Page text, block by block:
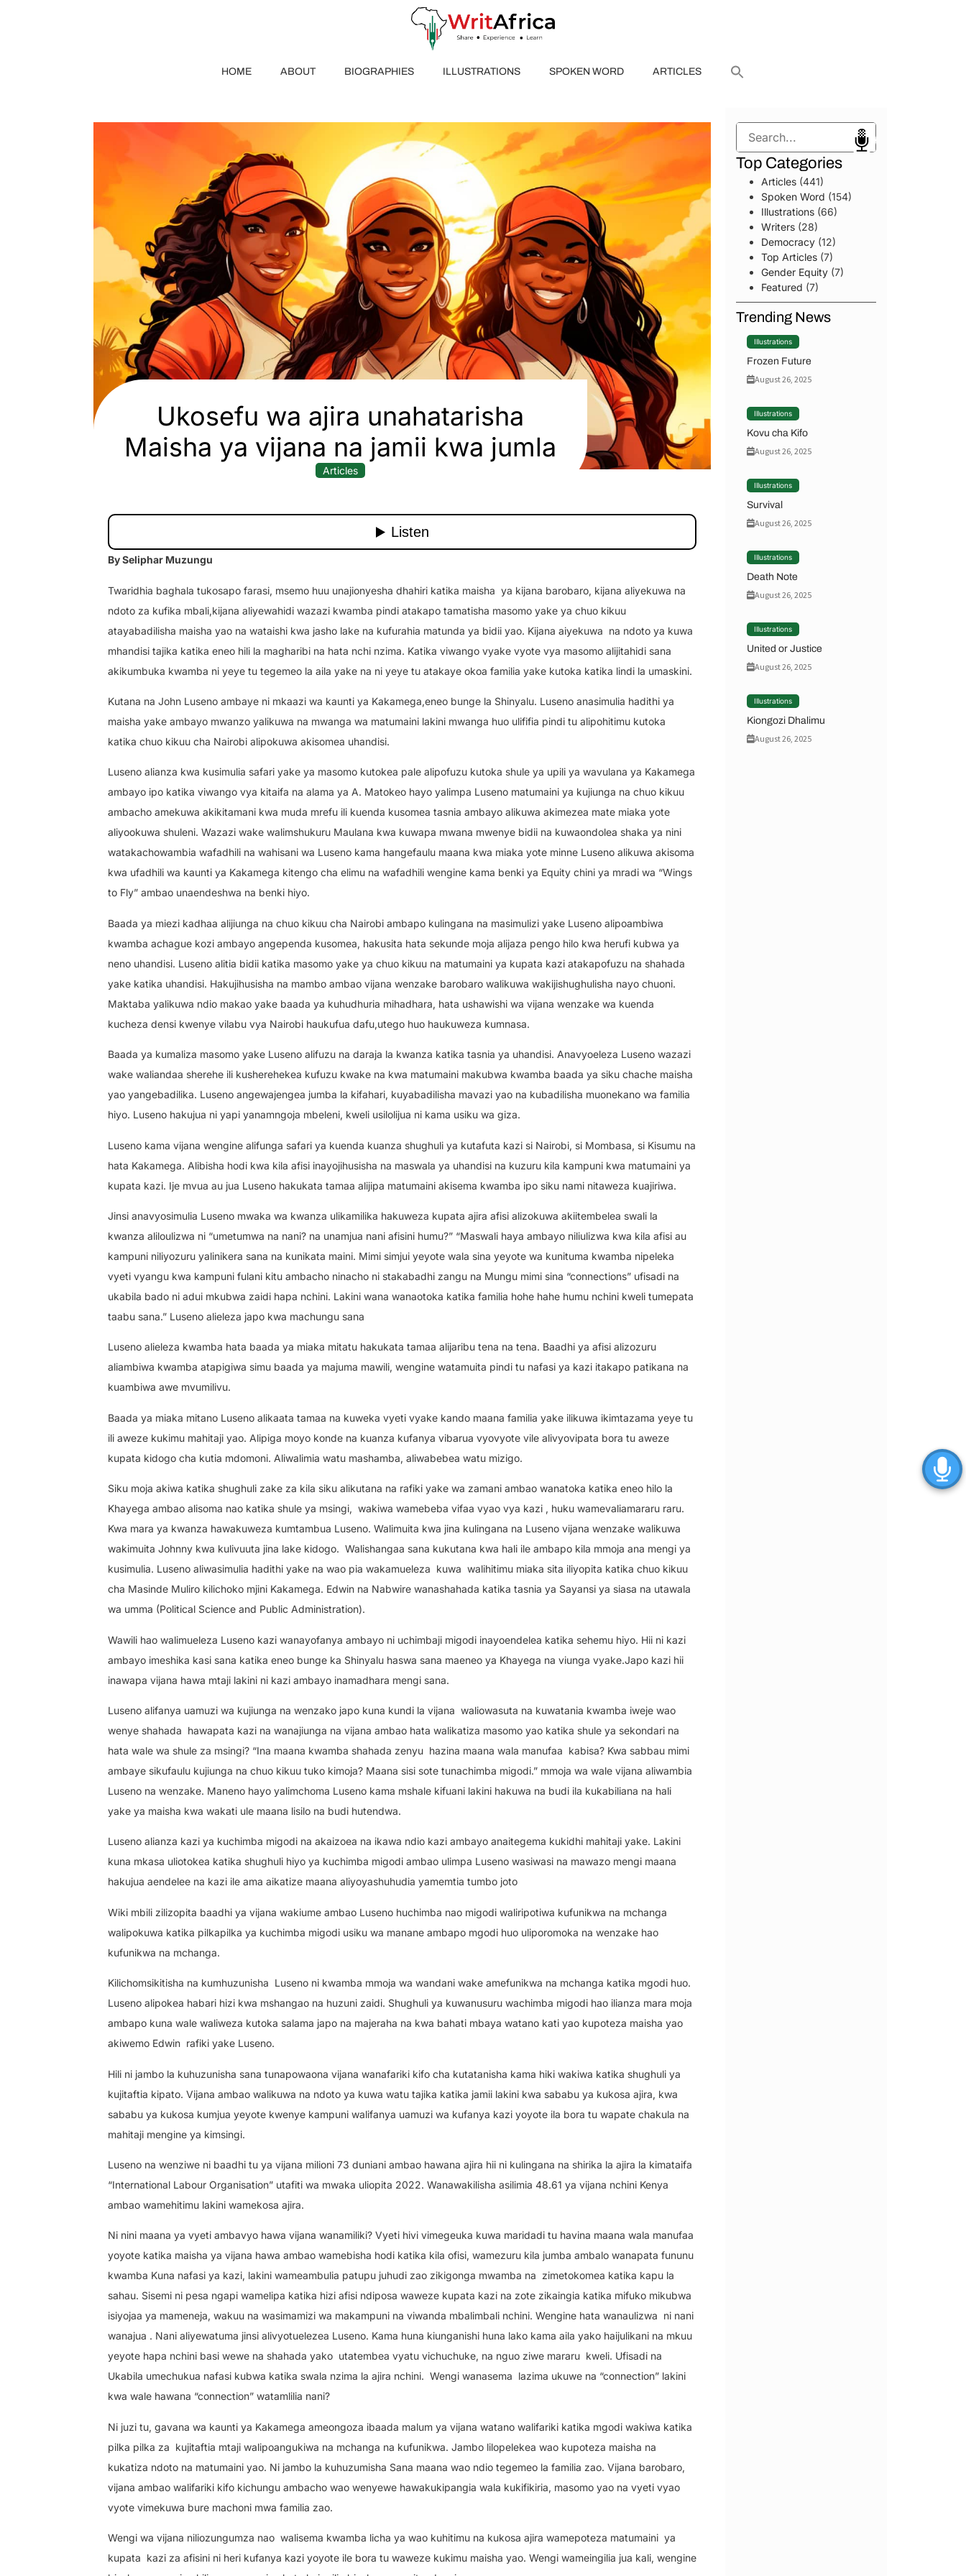
HOME ABOUT BIOGRAPHIES ILLUSTRATIONS SPOKEN WORD ARTICLES
Ukosefu wa ajira unahatarisha
Maisha ya vijana na jamii kwa jumla
Articles
By Seliphar Muzungu
Twaridhia baghala tukosapo farasi, msemo huu unajionyesha dhahiri katika maisha ya kijana barobaro, kijana aliyekuwa na
ndoto za kufika mbali,kijana aliyewahidi wazazi kwamba pindi atakapo tamatisha masomo yake ya chuo kikuu
atayabadilisha maisha yao na wataishi kwa jasho lake na kufurahia matunda ya bidii yao. Kijana aiyekuwa na ndoto ya kuwa
mhandisi tajika katika eneo hili la magharibi na hata nchi nzima. Katika viwango vyake vyote vya masomo alijitahidi sana
akikumbuka kwamba ni yeye tu tegemeo la aila yake na ni yeye tu atakaye okoa familia yake kutoka katika lindi la umaskini.
Kutana na John Luseno ambaye ni mkaazi wa kaunti ya Kakamega,eneo bunge la Shinyalu. Luseno anasimulia hadithi ya
maisha yake ambayo mwanzo yalikuwa na mwanga wa matumaini lakini mwanga huo ulififia pindi tu alipohitimu kutoka
katika chuo kikuu cha Nairobi alipokuwa akisomea uhandisi.
Luseno alianza kwa kusimulia safari yake ya masomo kutokea pale alipofuzu kutoka shule ya upili ya wavulana ya Kakamega
ambayo ipo katika viwango vya kitaifa na alama ya A. Matokeo hayo yalimpa Luseno matumaini ya kujiunga na chuo kikuu
ambacho amekuwa akikitamani kwa muda mrefu ili kuenda kusomea tasnia ambayo alikuwa akimezea mate miaka yote
aliyookuwa shuleni. Wazazi wake walimshukuru Maulana kwa kuwapa mwana mwenye bidii na kuwaondolea shaka ya nini
watakachowambia wafadhili na wahisani wa Luseno kama hangefaulu maana kwa miaka yote minne Luseno alikuwa akisoma
kwa ufadhili wa kaunti ya Kakamega kitengo cha elimu na wafadhili wengine kama benki ya Equity chini ya mradi wa “Wings
to Fly” ambao unaendeshwa na benki hiyo.
Baada ya miezi kadhaa alijiunga na chuo kikuu cha Nairobi ambapo kulingana na masimulizi yake Luseno alipoambiwa
kwamba achague kozi ambayo angependa kusomea, hakusita hata sekunde moja alijaza pengo hilo kwa herufi kubwa ya
neno uhandisi. Luseno alitia bidii katika masomo yake ya chuo kikuu na matumaini ya kupata kazi atakapofuzu na shahada
yake katika uhandisi. Hakujihusisha na mambo ambao vijana wenzake barobaro walikuwa wakijishughulisha nayo chuoni.
Maktaba yalikuwa ndio makao yake baada ya kuhudhuria mihadhara, hata ushawishi wa vijana wenzake wa kuenda
kucheza densi kwenye vilabu vya Nairobi haukufua dafu,utego huo haukuweza kumnasa.
Baada ya kumaliza masomo yake Luseno alifuzu na daraja la kwanza katika tasnia ya uhandisi. Anavyoeleza Luseno wazazi
wake waliandaa sherehe ili kusherehekea kufuzu kwake na kwa matumaini makubwa kwamba baada ya siku chache maisha
yao yangebadilika. Luseno angewajengea jumba la kifahari, kuyabadilisha mavazi yao na kubadilisha muonekano wa familia
hiyo. Luseno hakujua ni yapi yanamngoja mbeleni, kweli usilolijua ni kama usiku wa giza.
Luseno kama vijana wengine alifunga safari ya kuenda kuanza shughuli ya kutafuta kazi si Nairobi, si Mombasa, si Kisumu na
hata Kakamega. Alibisha hodi kwa kila afisi inayojihusisha na maswala ya uhandisi na kuzuru kila kampuni kwa matumaini ya
kupata kazi. Ije mvua au jua Luseno hakukata tamaa alijipa matumaini akisema kwamba ipo siku nami nitaweza kuajiriwa.
Jinsi anavyosimulia Luseno mwaka wa kwanza ulikamilika hakuweza kupata ajira afisi alizokuwa akiitembelea swali la
kwanza aliloulizwa ni “umetumwa na nani? na unamjua nani afisini humu?” “Maswali haya ambayo niliulizwa kwa kila afisi au
kampuni niliyozuru yalinikera sana na kunikata maini. Mimi simjui yeyote wala sina yeyote wa kunituma kwamba nipeleka
vyeti vyangu kwa kampuni fulani kitu ambacho ninacho ni stakabadhi zangu na Mungu mimi sina “connections” ufisadi na
ukabila bado ni adui mkubwa zaidi hapa nchini. Lakini wana wanaotoka katika familia hohe hahe humu nchini kweli tumepata
taabu sana.” Luseno alieleza japo kwa machungu sana
Luseno alieleza kwamba hata baada ya miaka mitatu hakukata tamaa alijaribu tena na tena. Baadhi ya afisi alizozuru
aliambiwa kwamba atapigiwa simu baada ya majuma mawili, wengine watamuita pindi tu nafasi ya kazi itakapo patikana na
kuambiwa awe mvumilivu.
Baada ya miaka mitano Luseno alikaata tamaa na kuweka vyeti vyake kando maana familia yake ilikuwa ikimtazama yeye tu
ili aweze kukimu mahitaji yao. Alipiga moyo konde na kuanza kufanya vibarua vyovyote vile alivyovipata bora tu aweze
kupata kidogo cha kutia mdomoni. Aliwalimia watu mashamba, aliwabebea watu mizigo.
Siku moja akiwa katika shughuli zake za kila siku alikutana na rafiki yake wa zamani ambao wanatoka katika eneo hilo la
Khayega ambao alisoma nao katika shule ya msingi, wakiwa wamebeba vifaa vyao vya kazi , huku wamevaliamararu raru.
Kwa mara ya kwanza hawakuweza kumtambua Luseno. Walimuita kwa jina kulingana na Luseno vijana wenzake walikuwa
wakimuita Johnny kwa kulivuuta jina lake kidogo. Walishangaa sana kukutana kwa hali ile ambapo kila mmoja ana mengi ya
kusimulia. Luseno aliwasimulia hadithi yake na wao pia wakamueleza kuwa walihitimu miaka sita iliyopita katika chuo kikuu
cha Masinde Muliro kilichoko mjini Kakamega. Edwin na Nabwire wanashahada katika tasnia ya Sayansi ya siasa na utawala
wa umma (Political Science and Public Administration).
Wawili hao walimueleza Luseno kazi wanayofanya ambayo ni uchimbaji migodi inayoendelea katika sehemu hiyo. Hii ni kazi
ambayo imeshika kasi sana katika eneo bunge ka Shinyalu haswa sana maeneo ya Khayega na viunga vyake.Japo kazi hii
inawapa vijana hawa mtaji lakini ni kazi ambayo inamadhara mengi sana.
Luseno alifanya uamuzi wa kujiunga na wenzako japo kuna kundi la vijana waliowasuta na kuwatania kwamba iweje wao
wenye shahada hawapata kazi na wanajiunga na vijana ambao hata walikatiza masomo yao katika shule ya sekondari na
hata wale wa shule za msingi? “Ina maana kwamba shahada zenyu hazina maana wala manufaa kabisa? Kwa sabbau mimi
ambaye sikufaulu kujiunga na chuo kikuu tuko kimoja? Maana sisi sote tunachimba migodi.” mmoja wa wale vijana aliwambia
Luseno na wenzake. Maneno hayo yalimchoma Luseno kama mshale kifuani lakini hakuwa na budi ila kukabiliana na hali
yake ya maisha kwa wakati ule maana lisilo na budi hutendwa.
Luseno alianza kazi ya kuchimba migodi na akaizoea na ikawa ndio kazi ambayo anaitegema kukidhi mahitaji yake. Lakini
kuna mkasa uliotokea katika shughuli hiyo ya kuchimba migodi ambao ulimpa Luseno wasiwasi na mawazo mengi maana
hakujua aendelee na kazi ile ama aikatize maana aliyoyashuhudia yamemtia tumbo joto
Wiki mbili zilizopita baadhi ya vijana wakiume ambao Luseno huchimba nao migodi waliripotiwa kufunikwa na mchanga
walipokuwa katika pilkapilka ya kuchimba migodi usiku wa manane ambapo mgodi huo uliporomoka na wenzake hao
kufunikwa na mchanga.
Kilichomsikitisha na kumhuzunisha Luseno ni kwamba mmoja wa wandani wake amefunikwa na mchanga katika mgodi huo.
Luseno alipokea habari hizi kwa mshangao na huzuni zaidi. Shughuli ya kuwanusuru wachimba migodi hao ilianza mara moja
ambapo kuna wale waliweza kutoka salama japo na majeraha na kwa bahati mbaya watano kati yao kupoteza maisha yao
akiwemo Edwin rafiki yake Luseno.
Hili ni jambo la kuhuzunisha sana tunapowaona vijana wanafariki kifo cha kutatanisha kama hiki wakiwa katika shughuli ya
kujitaftia kipato. Vijana ambao walikuwa na ndoto ya kuwa watu tajika katika jamii lakini kwa sababu ya kukosa ajira, kwa
sababu ya kukosa kumjua yeyote kwenye kampuni walifanya uamuzi wa kufanya kazi yoyote ila bora tu wapate chakula na
mahitaji mengine ya kimsingi.
Luseno na wenziwe ni baadhi tu ya vijana milioni 73 duniani ambao hawana ajira hii ni kulingana na shirika la ajira la kimataifa
“International Labour Organisation” utafiti wa mwaka uliopita 2022. Wanawakilisha asilimia 48.61 ya vijana nchini Kenya
ambao wamehitimu lakini wamekosa ajira.
Ni nini maana ya vyeti ambavyo hawa vijana wanamiliki? Vyeti hivi vimegeuka kuwa maridadi tu havina maana wala manufaa
yoyote katika maisha ya vijana hawa ambao wamebisha hodi katika kila ofisi, wamezuru kila jumba ambalo wanapata fununu
kwamba Kuna nafasi ya kazi, lakini wameambulia patupu juhudi zao zikigonga mwamba na zimetokomea katika kapu la
sahau. Sisemi ni pesa ngapi wamelipa katika hizi afisi ndiposa waweze kupata kazi na zote zikaingia katika mifuko mikubwa
isiyojaa ya mameneja, wakuu na wasimamizi wa makampuni na viwanda mbalimbali nchini. Wengine hata wanaulizwa ni nani
wanajua . Nani aliyewatuma jinsi alivyotuelezea Luseno. Kama huna kiunganishi huna lako kama aila yako haijulikani na mkuu
yeyote hapa nchini basi wewe na shahada yako utatembea vyatu vichuchuke, na nguo ziwe mararu kweli. Ufisadi na
Ukabila umechukua nafasi kubwa katika swala nzima la ajira nchini. Wengi wanasema lazima ukuwe na “connection” lakini
kwa wale hawana “connection” watamlilia nani?
Ni juzi tu, gavana wa kaunti ya Kakamega ameongoza ibaada malum ya vijana watano walifariki katika mgodi wakiwa katika
pilka pilka za kujitaftia mtaji walipoangukiwa na mchanga na kufunikwa. Jambo lilopelekea wao kupoteza maisha na
kukatiza ndoto na matumaini yao. Ni jambo la kuhuzumisha Sana maana wao ndio tegemeo la familia zao. Vijana barobaro,
vijana ambao walifariki kifo kichungu ambacho wao wenyewe hawakukipangia wala kukifikiria, masomo yao na vyeti vyao
vyote vimekuwa bure machoni mwa familia zao.
Wengi wa vijana niliozungumza nao walisema kwamba licha ya wao kuhitimu na kukosa ajira wamepoteza matumaini ya
kupata kazi za afisini ni heri kufanya kazi yoyote ile bora tu waweze kukimu maisha yao. Wengi wameingilia jua kali, wengine
Search
Top Categories
Articles(441)
Spoken Word (154)
Illustrations(66)
Writers(28)
Democracy(12)
Top Articles(7)
Gender Equity(7)
Featured (7)
Trending News
Illustrations
Frozen Future
August 26, 2025
Illustrations
Kovu cha Kifo
August 26, 2025
Illustrations
Survival
August 26, 2025
Illustrations
Death Note
August 26, 2025
Illustrations
United or Justice
August 26, 2025
Illustrations
Kiongozi Dhalimu
August 26, 2025